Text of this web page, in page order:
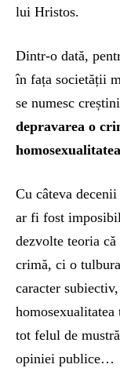
lui Hristos.
Dintr-o dată,
în fața societății
se numesc
depravarea o
Cu câteva
ar fi fost
dezvolte teoria
crimă, ci o
caracter
tot felul de
opiniei publice…